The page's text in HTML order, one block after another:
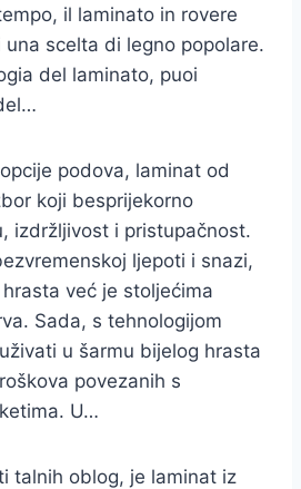
il laminato in rovere
scelta di legno popolare.
del laminato, puoi
podova, laminat od
koji besprijekorno
izdržljivost i pristupačnost.
ljepoti i snazi,
već je stoljećima
Sada, s tehnologijom
​​u šarmu bijelog hrasta
povezanih s
U…
talnih oblog, je laminat iz